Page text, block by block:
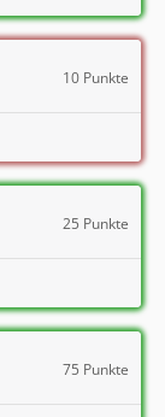
10 Punkte
25 Punkte
75 Punkte